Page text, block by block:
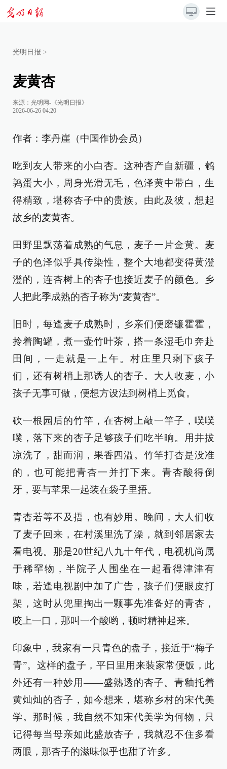
光明日报 >
麦黄杏
来源： 光明网-《光明日报》
2026-06-26 04:20
作者：李丹崖（中国作协会员）
吃到友人带来的小白杏。这种杏产自新疆，鹌
鹑蛋大小，周身光滑无毛，色泽黄中带白，生
得精致，堪称杏子中的贵族。由此及彼，想起
故乡的麦黄杏。
田野里飘荡着成熟的气息，麦子一片金黄。麦
子的色泽似乎具传染性，整个大地都变得黄澄
澄的，连杏树上的杏子也接近麦子的颜色。乡
人把此季成熟的杏子称为“麦黄杏”。
旧时，每逢麦子成熟时，乡亲们便磨镰霍霍，
拎着陶罐，煮一壶竹叶茶，搭一条湿毛巾奔赴
田间，一走就是一上午。村庄里只剩下孩子
们，还有树梢上那诱人的杏子。大人收麦，小
孩子无事可做，便想方设法到树梢上觅食。
砍一根园后的竹竿，在杏树上敲一竿子，噗噗
噗，落下来的杏子足够孩子们吃半晌。用井拔
凉洗了，甜而润，果香四溢。竹竿打杏是没准
的，也可能把青杏一并打下来。青杏酸得倒
牙，要与苹果一起装在袋子里捂。
青杏若等不及捂，也有妙用。晚间，大人们收
了麦子回来，在村溪里洗了澡，就到邻居家去
看电视。那是20世纪八九十年代，电视机尚属
于稀罕物，半院子人围坐在一起看得津津有
味，若逢电视剧中加了广告，孩子们便眼皮打
架，这时从兜里掏出一颗事先准备好的青杏，
咬上一口，那叫一个酸哟，顿时精神起来。
印象中，我家有一只青色的盘子，接近于“梅子
青”。这样的盘子，平日里用来装家常便饭，此
外还有一种妙用——盛熟透的杏子。青釉托着
黄灿灿的杏子，如今想来，堪称乡村的宋代美
学。那时候，我自然不知宋代美学为何物，只
记得每当母亲如此盛放杏子，我就忍不住多看
两眼，那杏子的滋味似乎也甜了许多。